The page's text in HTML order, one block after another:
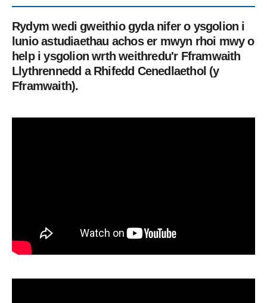
Rydym wedi gweithio gyda nifer o ysgolion i
lunio astudiaethau achos er mwyn rhoi mwy o
help i ysgolion wrth weithredu'r Fframwaith
Llythrennedd a Rhifedd Cenedlaethol (y
Fframwaith).